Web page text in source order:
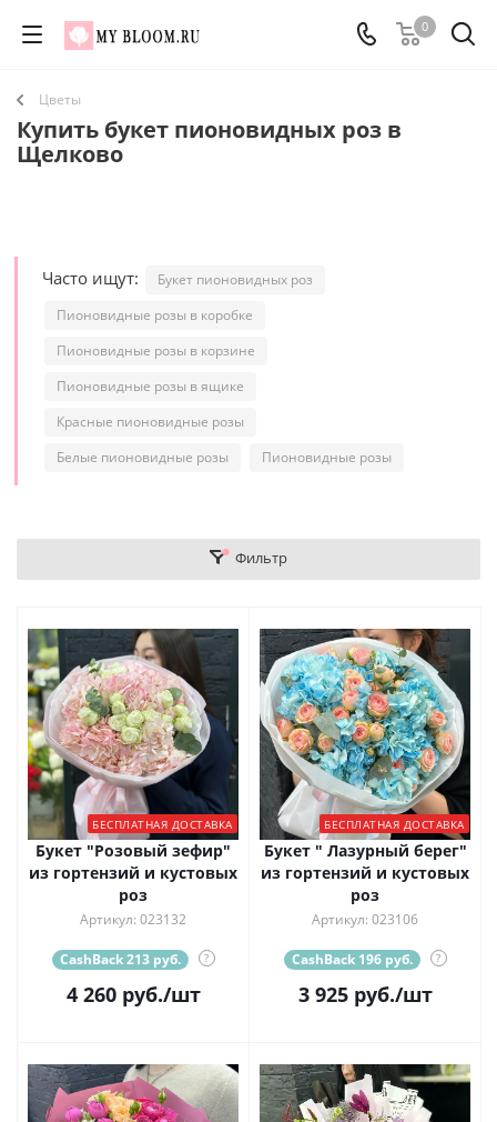
0
Цветы
Купить букет пионовидных роз в
Щелково
Часто ищут:
Букет пионовидных роз
Пионовидные розы в коробке
Пионовидные розы в корзине
Пионовидные розы в ящике
Красные пионовидные розы
Белые пионовидные розы
Пионовидные розы
Фильтр
БЕСПЛАТНАЯ ДОСТАВКА
Букет "Розовый зефир"
из гортензий и кустовых
роз
Артикул: 023132
CashBack 213 руб. ?
4 260руб./шт
БЕСПЛАТНАЯ ДОСТАВКА
Букет " Лазурный берег"
из гортензий и кустовых
роз
Артикул: 023106
CashBack 196 руб. ?
3 925руб./шт